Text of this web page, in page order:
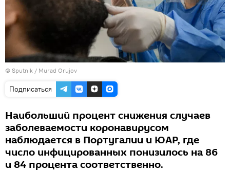
© Sputnik / Murad Orujov
Подписаться
Наибольший процент снижения случаев
заболеваемости коронавирусом
наблюдается в Португалии и ЮАР, где
число инфицированных понизилось на 86
и 84 процента соответственно.